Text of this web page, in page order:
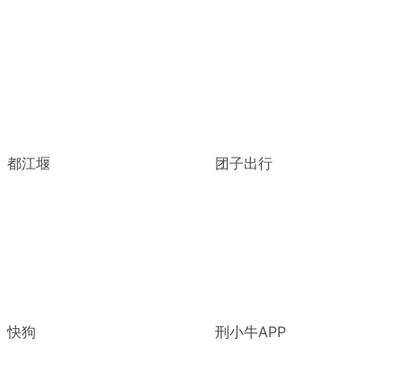
都江堰 团子出行
快狗 刑小牛APP